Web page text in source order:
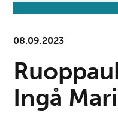
08.09.2023
Ingå